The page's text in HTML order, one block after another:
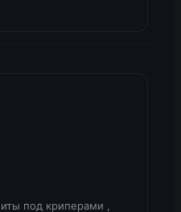
под криперами ,